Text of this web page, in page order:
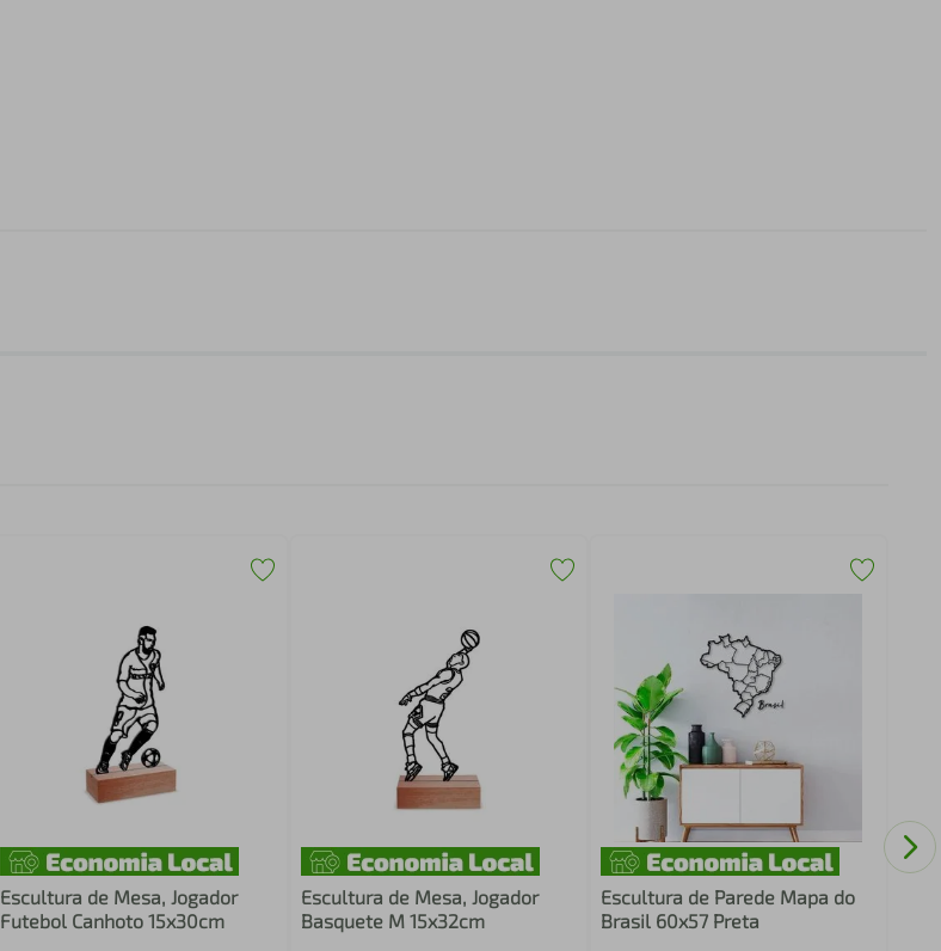
Escultura de Mesa, Jogador
Futebol Canhoto 15x30cm
Escultura de Mesa, Jogador
Basquete M 15x32cm
Escultura de Parede Mapa do
Brasil 60x57 Preta